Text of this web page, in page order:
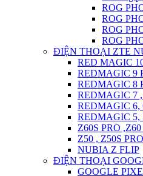
ROG
ROG
ROG
ROG
ĐIỆN THOẠI ZTE
RED MAGIC
REDMAGIC 9
REDMAGIC 8
REDMAGIC 7 ,
REDMAGIC 6,
REDMAGIC 5,
Z60S PRO
Z50 , Z50S PRO
NUBIA Z FLIP
ĐIỆN THOẠI
GOOGLE